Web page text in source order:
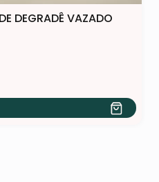
DEGRADÊ VAZADO